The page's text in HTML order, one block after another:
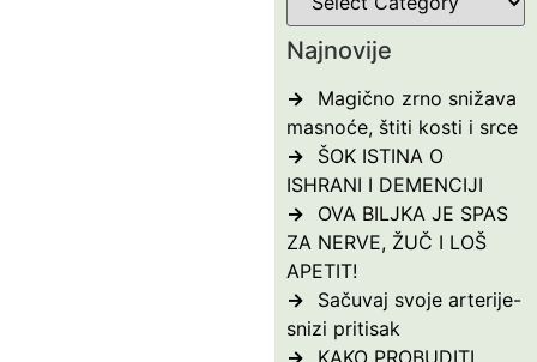
Najnovije
Magično zrno snižava
masnoće, štiti kosti i srce
ŠOK ISTINA O
ISHRANI I DEMENCIJI
OVA BILJKA JE SPAS
ZA NERVE, ŽUČ I LOŠ
APETIT!
Sačuvaj svoje arterije-
snizi pritisak